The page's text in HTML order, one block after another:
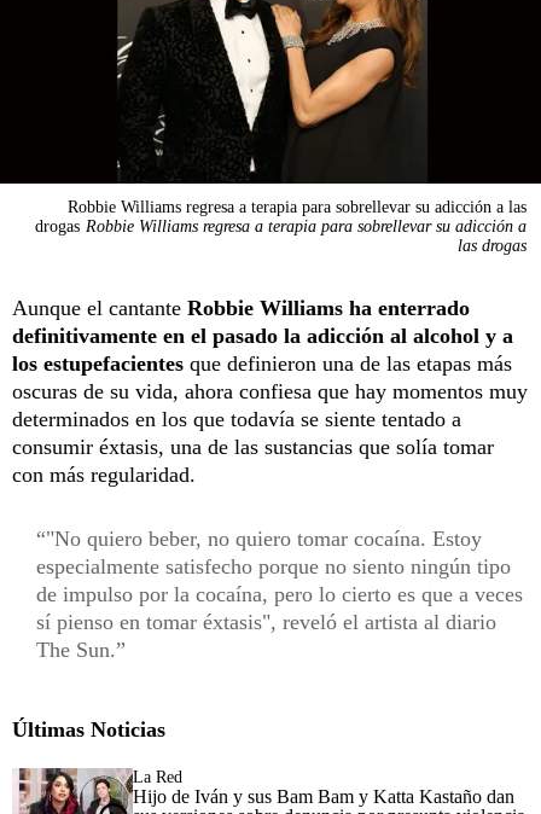
Robbie Williams regresa a terapia para sobrellevar su adicción a las
drogas Robbie Williams regresa a terapia para sobrellevar su adicción a
las drogas
Aunque el cantante Robbie Williams ha enterrado
definitivamente en el pasado la adicción al alcohol y a
los estupefacientes que definieron una de las etapas más
oscuras de su vida, ahora confiesa que hay momentos muy
determinados en los que todavía se siente tentado a
consumir éxtasis, una de las sustancias que solía tomar
con más regularidad.
"No quiero beber, no quiero tomar cocaína. Estoy
especialmente satisfecho porque no siento ningún tipo
de impulso por la cocaína, pero lo cierto es que a veces
sí pienso en tomar éxtasis", reveló el artista al diario
The Sun.
Últimas Noticias
La Red
Hijo de Iván y sus Bam Bam y Katta Kastaño dan